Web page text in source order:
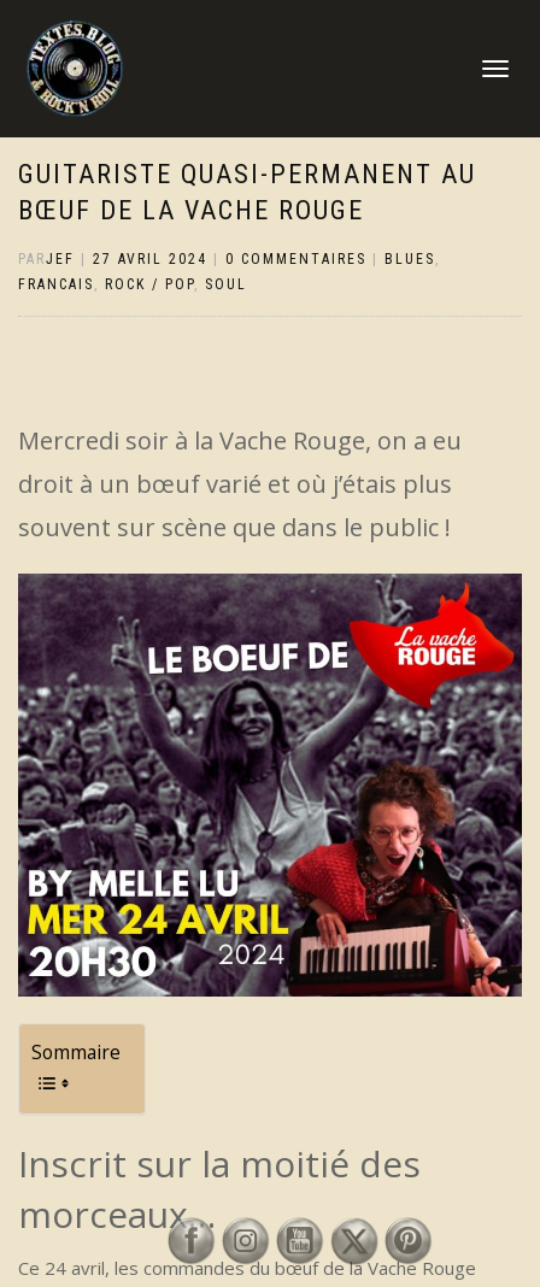
DÉPLIER
GUITARISTE QUASI-PERMANENT AU
BŒUF DE LA VACHE ROUGE
PARJEF 27 AVRIL 2024 0 COMMENTAIRES BLUES ,
FRANCAIS , ROCK / POP, SOUL
Mercredi soir à la Vache Rouge, on a eu
droit à un bœuf varié et où j’étais plus
souvent sur scène que dans le public !
Sommaire
Inscrit sur la moitié des
morceaux…
Ce 24 avril, les commandes du bœuf de la Vache Rouge